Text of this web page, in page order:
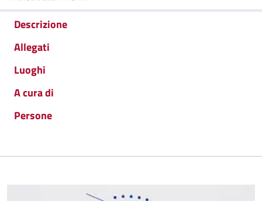
Descrizione
Allegati
Luoghi
A cura di
Persone